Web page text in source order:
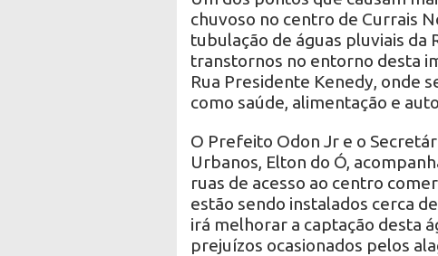
chuvoso no centro de Currais
tubulação de águas pluviais da
transtornos no entorno desta
Rua Presidente Kenedy, onde
como saúde, alimentação e
O Prefeito Odon Jr e o
Urbanos, Elton do Ó,
ruas de acesso ao centro
estão sendo instalados cerca
irá melhorar a captação desta
prejuízos ocasionados pelos